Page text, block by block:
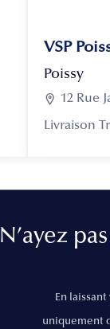
VSP
Poissy
 12 Rue
Livraison
N’ayez
En
uniquement